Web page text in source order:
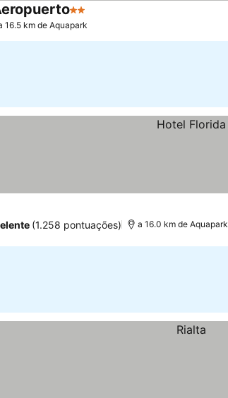
2 Estrelas
16.5 km de Aquapark
(1.258 pontuações) a 16.0 km de Aquapark